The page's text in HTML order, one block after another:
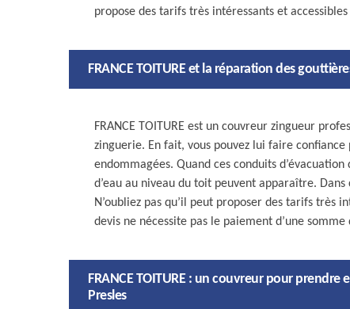
propose des tarifs très intéressants et accessibles
FRANCE TOITURE et la réparation des
FRANCE TOITURE est un couvreur zingueur
zinguerie. En fait, vous pouvez lui faire
endommagées. Quand ces conduits
d’eau au niveau du toit peuvent apparaître. Dans
N’oubliez pas qu’il peut proposer des tarifs très
devis ne nécessite pas le paiement d’une somme
FRANCE TOITURE : un couvreur pour
Presles